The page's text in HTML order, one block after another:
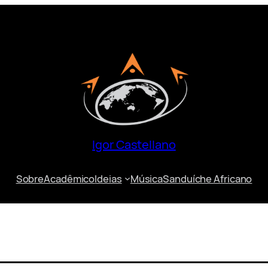
Igor Castellano
SobreAcadêmicoIdeias MúsicaSanduíche Africano